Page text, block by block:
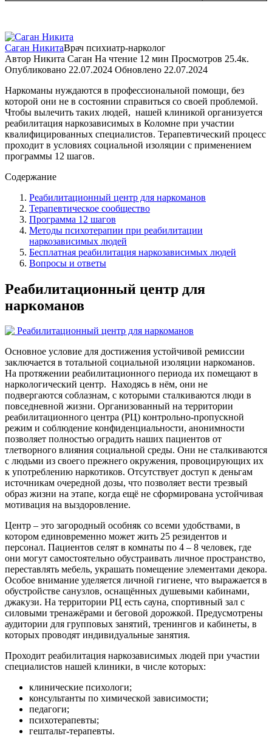
Саган НикитаВрач психиатр-нарколог
Автор Никита Саган На чтение 12 мин Просмотров 25.4к.
Опубликовано 22.07.2024 Обновлено 22.07.2024
Наркоманы нуждаются в профессиональной помощи, без
которой они не в состоянии справиться со своей проблемой.
Чтобы вылечить таких людей, нашей клиникой организуется
реабилитация наркозависимых в Коломне при участии
квалифицированных специалистов. Терапевтический процесс
проходит в условиях социальной изоляции с применением
программы 12 шагов.
Содержание
Реабилитационный центр для наркоманов
Терапевтическое сообщество
Программа 12 шагов
Методы психотерапии при реабилитации
наркозависимых людей
Бесплатная реабилитация наркозависимых людей
Вопросы и ответы
Реабилитационный центр для
наркоманов
Основное условие для достижения устойчивой ремиссии
заключается в тотальной социальной изоляции наркоманов.
На протяжении реабилитационного периода их помещают в
наркологический центр. Находясь в нём, они не
подвергаются соблазнам, с которыми сталкиваются люди в
повседневной жизни. Организованный на территории
реабилитационного центра (РЦ) контрольно-пропускной
режим и соблюдение конфиденциальности, анонимности
позволяет полностью оградить наших пациентов от
тлетворного влияния социальной среды. Они не сталкиваются
с людьми из своего прежнего окружения, провоцирующих их
к употреблению наркотиков. Отсутствует доступ к деньгам
источникам очередной дозы, что позволяет вести трезвый
образ жизни на этапе, когда ещё не сформирована устойчивая
мотивация на выздоровление.
Центр – это загородный особняк со всеми удобствами, в
котором единовременно может жить 25 резидентов и
персонал. Пациентов селят в комнаты по 4 – 8 человек, где
они могут самостоятельно обустраивать личное пространство,
переставлять мебель, украшать помещение элементами декора.
Особое внимание уделяется личной гигиене, что выражается в
обустройстве санузлов, оснащённых душевыми кабинами,
джакузи. На территории РЦ есть сауна, спортивный зал с
силовыми тренажёрами и беговой дорожкой. Предусмотрены
аудитории для групповых занятий, тренингов и кабинеты, в
которых проводят индивидуальные занятия.
Проходит реабилитация наркозависимых людей при участии
специалистов нашей клиники, в числе которых:
клинические психологи;
консультанты по химической зависимости;
педагоги;
психотерапевты;
гештальт-терапевты.